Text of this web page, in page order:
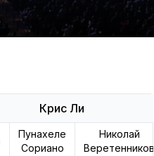
Крис Ли
Пунахеле
Сориано
Николай
Веретенников